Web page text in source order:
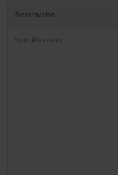
Beskrivelse
Specifikationer